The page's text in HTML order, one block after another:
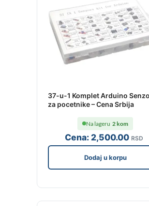
37-u-1 Komplet Arduino
za pocetnike – Cena Srbija
Cena: 2,500.00 RSD
Na lageru 2 kom
Dodaj u korpu